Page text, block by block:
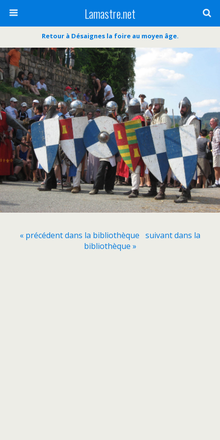
Lamastre.net
Retour à Désaignes la foire au moyen âge.
« précédent dans la bibliothèque suivant dans la
bibliothèque »